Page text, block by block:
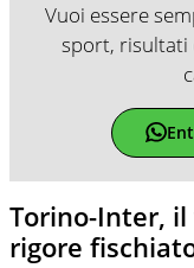
Vuoi essere
sport, risultati
Torino-Inter, il
rigore